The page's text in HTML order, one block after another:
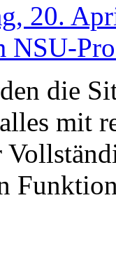
20.
NSU-
die
mit